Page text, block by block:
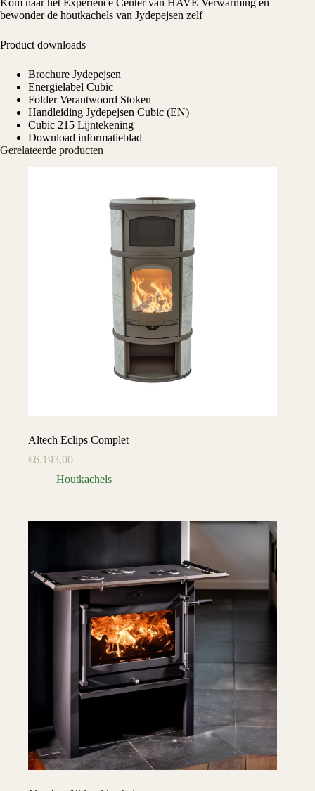
Kom naar het Experience Centervan HAVÉ Verwarming en
bewonder de houtkachels van Jydepejsen zelf
Product downloads
Brochure Jydepejsen
Energielabel Cubic
Folder Verantwoord Stoken
Handleiding Jydepejsen Cubic (EN)
Cubic 215 Lijntekening
Download informatieblad
Gerelateerde producten
Altech Eclips Complet
€6.193,00
Houtkachels